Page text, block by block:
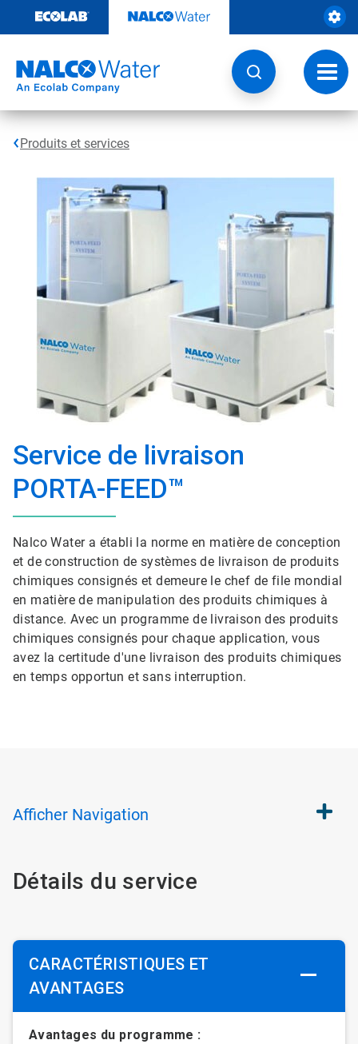
contenu​​​​​​​
à
Produits et services
Service de livraison
PORTA-FEED™
Nalco Water a établi la norme en matière de conception
et de construction de systèmes de livraison de produits
chimiques consignés et demeure le chef de file mondial
en matière de manipulation des produits chimiques à
distance. Avec un programme de livraison des produits
chimiques consignés pour chaque application, vous
avez la certitude d'une livraison des produits chimiques
en temps opportun et sans interruption.
Afficher Navigation
Détails du service
CARACTÉRISTIQUES ET
AVANTAGES
Avantages du programme :